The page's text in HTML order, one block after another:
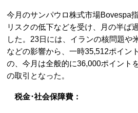
今月のサンパウロ株式市場Bovespa
リスクの低下などを受け、月の半ば
した。23日には、イランの核問題や
などの影響から、一時35,512ポイン
の、今月は全般的に36,000ポイント
の取引となった。
税金･社会保障費：